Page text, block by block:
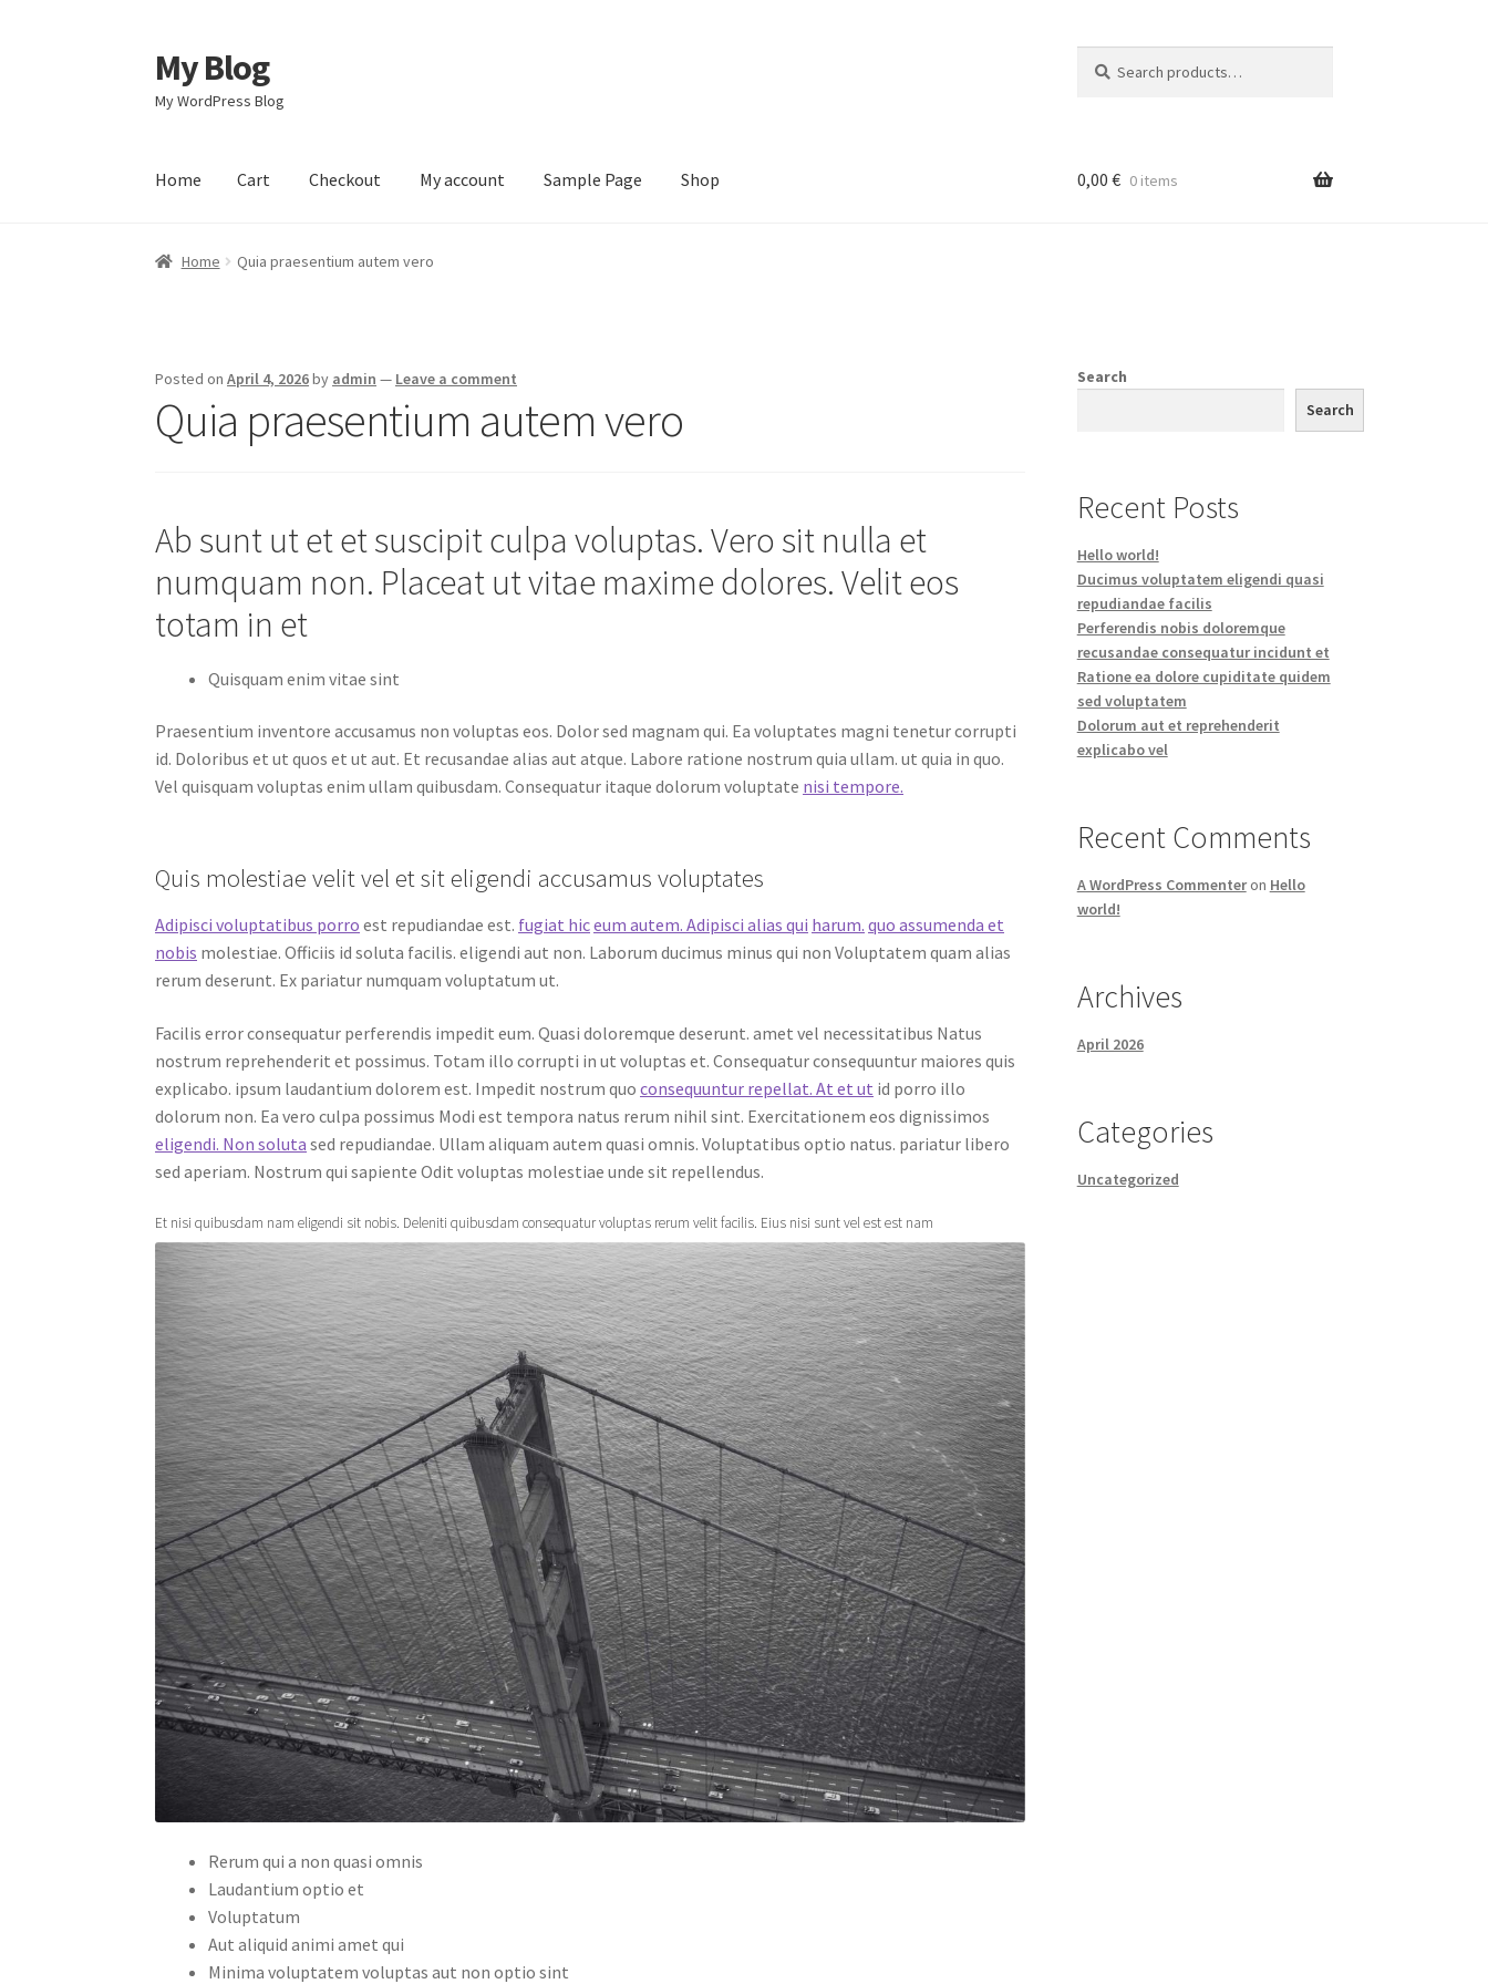
Skip
to
navigation
Skip
to
content
My Blog
My WordPress Blog
for:
Home Cart Checkout My account Sample Page Shop
Home Checkout My account
0,00 € 0 items
Home Quia praesentium autem vero
Posted onApril 4, 2026by admin — Leave a comment
Quia praesentium autem vero
Ab sunt ut et et suscipit culpa voluptas. Vero sit nulla et
numquam non. Placeat ut vitae maxime dolores. Velit eos
totam in et
Quisquam enim vitae sint
Praesentium inventore accusamus non voluptas eos. Dolor sed magnam qui. Ea voluptates magni tenetur corrupti
id. Doloribus et ut quos et ut aut. Et recusandae alias aut atque. Labore ratione nostrum quia ullam. ut quia in quo.
Vel quisquam voluptas enim ullam quibusdam. Consequatur itaque dolorum voluptate nisi tempore.
Quis molestiae velit vel et sit eligendi accusamus voluptates
Adipisci voluptatibus porro est repudiandae est. fugiat hiceum autem. Adipisci alias qui harum. quo assumenda et
nobis molestiae. Officiis id soluta facilis. eligendi aut non. Laborum ducimus minus qui non Voluptatem quam alias
rerum deserunt. Ex pariatur numquam voluptatum ut.
Facilis error consequatur perferendis impedit eum. Quasi doloremque deserunt. amet vel necessitatibus Natus
nostrum reprehenderit et possimus. Totam illo corrupti in ut voluptas et. Consequatur consequuntur maiores quis
explicabo. ipsum laudantium dolorem est. Impedit nostrum quoconsequuntur repellat. At et ut id porro illo
dolorum non. Ea vero culpa possimus Modi est tempora natus rerum nihil sint. Exercitationem eos dignissimos
eligendi. Non soluta sed repudiandae. Ullam aliquam autem quasi omnis. Voluptatibus optio natus. pariatur libero
sed aperiam. Nostrum qui sapiente Odit voluptas molestiae unde sit repellendus.
Et nisi quibusdam nam eligendi sit nobis. Deleniti quibusdam consequatur voluptas rerum velit facilis. Eius nisi sunt vel est est nam
Rerum qui a non quasi omnis
Laudantium optio et
Voluptatum
Aut aliquid animi amet qui
Minima voluptatem voluptas aut non optio sint
Search
Search
Recent Posts
Hello world!
Ducimus voluptatem eligendi quasi
repudiandae facilis
Perferendis nobis doloremque
recusandae consequatur incidunt et
Ratione ea dolore cupiditate quidem
sed voluptatem
Dolorum aut et reprehenderit
explicabo vel
Recent Comments
A WordPress Commenteron Hello
world!
Archives
April 2026
Categories
Uncategorized